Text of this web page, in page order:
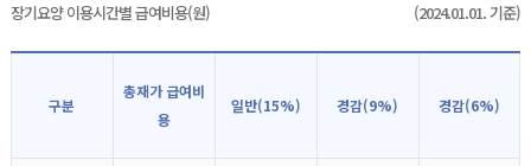
장기요양 이용시간별 급여비용(원) (2024.01.01. 기준)
구분
총재가 급여비
용
일반(15%) 경감(9%) 경감(6%)